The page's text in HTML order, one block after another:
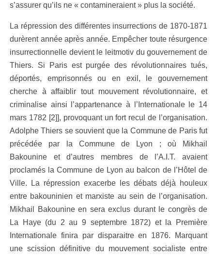
s’assurer qu’ils ne « contamineraient » plus la société.
La répression des différentes insurrections de 1870-1871
durèrent année après année. Empêcher toute résurgence
insurrectionnelle devient le leitmotiv du gouvernement de
Thiers. Si Paris est purgée des révolutionnaires tués,
déportés, emprisonnés ou en exil, le gouvernement
cherche à affaiblir tout mouvement révolutionnaire, et
criminalise ainsi l’appartenance à l’Internationale le 14
mars 1782 [2]], provoquant un fort recul de l’organisation.
Adolphe Thiers se souvient que la Commune de Paris fut
précédée par la Commune de Lyon ; où Mikhail
Bakounine et d’autres membres de l’A.I.T. avaient
proclamés la Commune de Lyon au balcon de l’Hôtel de
Ville. La répression exacerbe les débats déjà houleux
entre bakouninien et marxiste au sein de l’organisation.
Mikhail Bakounine en sera exclus durant le congrès de
La Haye (du 2 au 9 septembre 1872) et la Première
Internationale finira par disparaitre en 1876. Marquant
une scission définitive du mouvement socialiste entre